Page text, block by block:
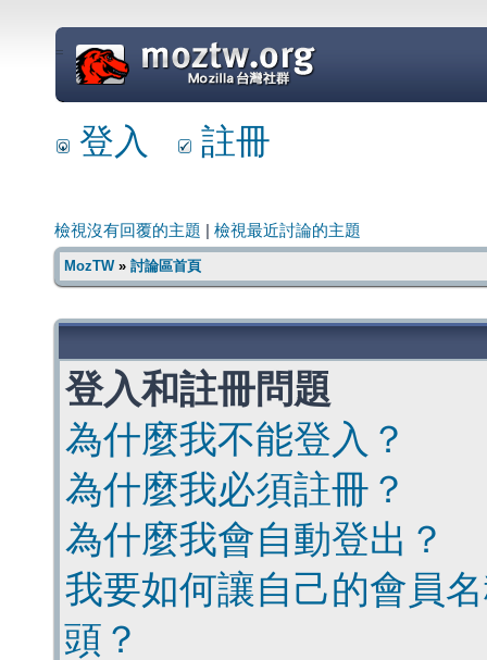
=
登入 註冊
檢視沒有回覆的主題 檢視最近討論的主題
MozTW» 討論區首頁
登入和註冊問題
為什麼我不能登入？
為什麼我必須註冊？
為什麼我會自動登出？
我要如何讓自己的會員
頭？